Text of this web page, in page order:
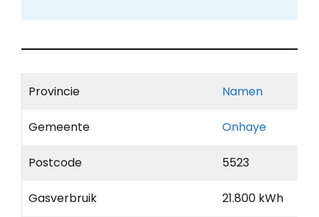
Provincie Namen
Gemeente Onhaye
Postcode 5523
Gasverbruik 21.800 kWh